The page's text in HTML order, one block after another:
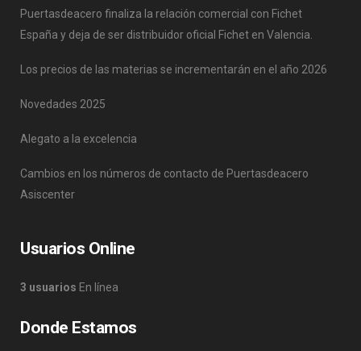
Puertasdeacero finaliza la relación comercial con Fichet
España y deja de ser distribuidor oficial Fichet en Valencia.
Los precios de las materias se incrementarán en el año 2026
Novedades 2025
Alegato a la excelencia
Cambios en los números de contacto de Puertasdeacero
Asiscenter
Usuarios Online
3 usuarios En línea
Donde Estamos